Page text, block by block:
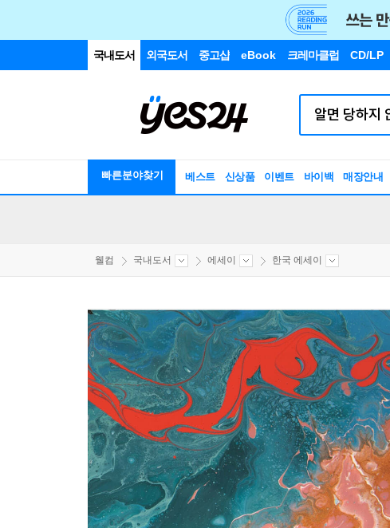
국내도서 외국도서 중고샵 eBook 크레마클럽 CD/LP
빠른분야찾기 베스트 신상품 이벤트 바이백 매장안내
웰컴 국내도서 에세이 한국 에세이